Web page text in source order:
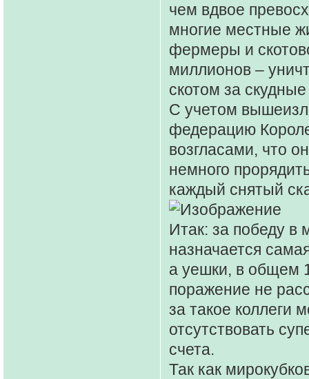
чем вдвое
многие местные
фермеры и
миллионов –
скотом за
С учетом
федерацию
возгласами, что
немного
каждый снятый
Итак: за победу в
назначается
а уешки, в общем
поражение не
за такое коллеги
отсутствовать
счета.
Так как